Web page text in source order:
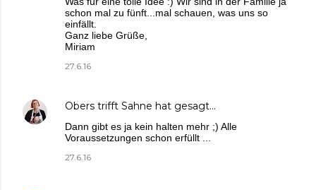
schon mal zu fünft...mal schauen, was uns so
einfällt.
Ganz liebe Grüße,
Miriam
27.6.16
Obers trifft Sahne hat gesagt…
Dann gibt es ja kein halten mehr ;) Alle
Voraussetzungen schon erfüllt ...
27.6.16